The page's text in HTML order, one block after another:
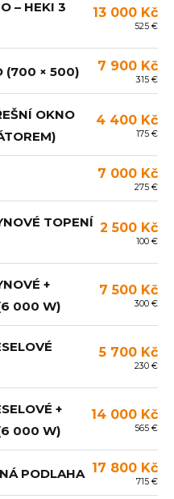
– HEKI 3
13 000 Kč
525 €
(700 × 500) 7 900 Kč
315 €
OKNO
4 400 Kč
175 €
7 000 Kč
275 €
TOPENÍ 2 500 Kč
100 €
+
000 W)
7 500 Kč
300 €
5 700 Kč
230 €
+
000 W)
14 000 Kč
565 €
PODLAHA 17 800 Kč
715 €